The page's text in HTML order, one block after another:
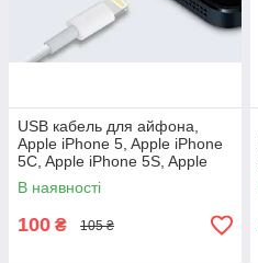
USB кабель для айфона,
Apple iPhone 5, Apple iPhone
5C, Apple iPhone 5S, Apple
iPad 4, Apple iPad mini
В наявності
100 ₴ 105 ₴